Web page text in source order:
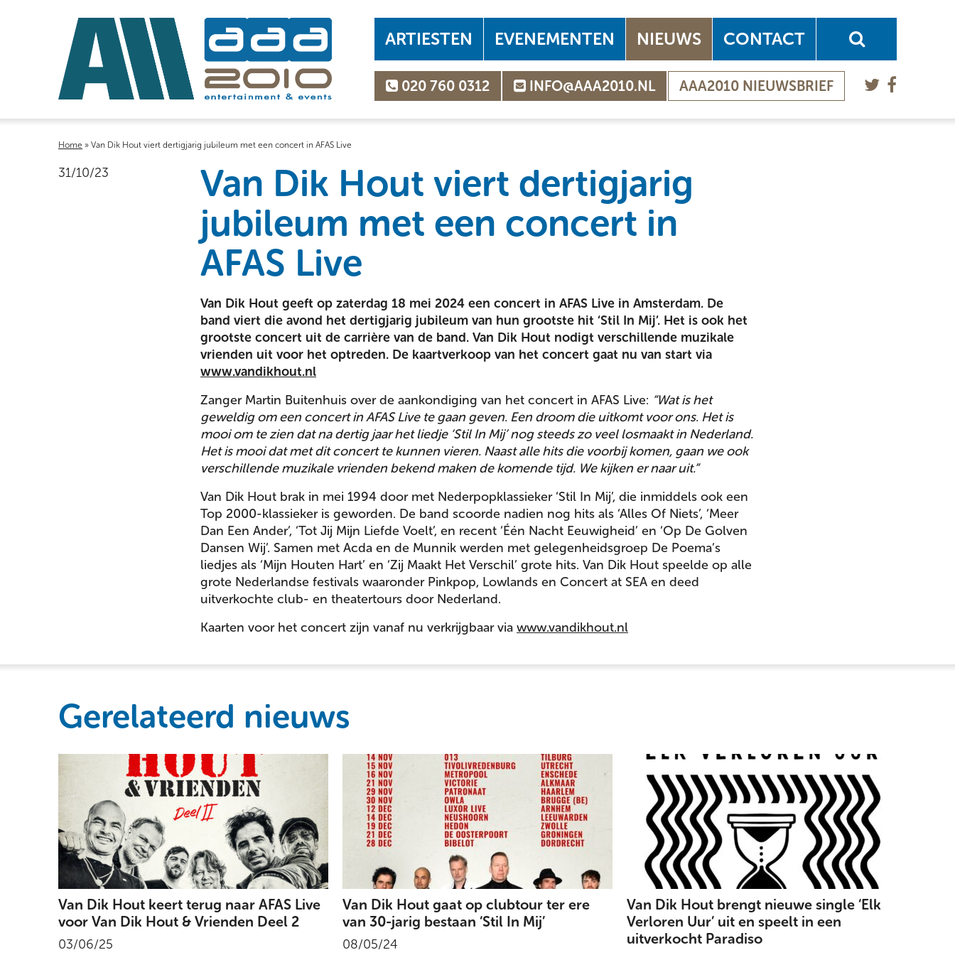
ARTIESTEN EVENEMENTEN NIEUWS CONTACT
020 760 0312 INFO@AAA2010.NL AAA2010 NIEUWSBRIEF
Home » Van Dik Hout viert dertigjarig jubileum met een concert in AFAS Live
31/10/23
Van Dik Hout viert dertigjarig
jubileum met een concert in
AFAS Live
Van Dik Hout geeft op zaterdag 18 mei 2024 een concert in AFAS Live in Amsterdam. De
band viert die avond het dertigjarig jubileum van hun grootste hit ‘Stil In Mij’. Het is ook het
grootste concert uit de carrière van de band. Van Dik Hout nodigt verschillende muzikale
vrienden uit voor het optreden. De kaartverkoop van het concert gaat nu van start via
www.vandikhout.nl
Zanger Martin Buitenhuis over de aankondiging van het concert in AFAS Live: “Wat is het
geweldig om een concert in AFAS Live te gaan geven. Een droom die uitkomt voor ons. Het is
mooi om te zien dat na dertig jaar het liedje ‘Stil In Mij’ nog steeds zo veel losmaakt in Nederland.
Het is mooi dat met dit concert te kunnen vieren. Naast alle hits die voorbij komen, gaan we ook
verschillende muzikale vrienden bekend maken de komende tijd. We kijken er naar uit.”
Van Dik Hout brak in mei 1994 door met Nederpopklassieker ‘Stil In Mij’, die inmiddels ook een
Top 2000-klassieker is geworden. De band scoorde nadien nog hits als ‘Alles Of Niets’, ‘Meer
Dan Een Ander’, ‘Tot Jij Mijn Liefde Voelt’, en recent ‘Één Nacht Eeuwigheid’ en ‘Op De Golven
Dansen Wij’. Samen met Acda en de Munnik werden met gelegenheidsgroep De Poema’s
liedjes als ‘Mijn Houten Hart’ en ‘Zij Maakt Het Verschil’ grote hits. Van Dik Hout speelde op alle
grote Nederlandse festivals waaronder Pinkpop, Lowlands en Concert at SEA en deed
uitverkochte club- en theatertours door Nederland.
Kaarten voor het concert zijn vanaf nu verkrijgbaar via www.vandikhout.nl
Gerelateerd nieuws
Van Dik Hout keert terug naar AFAS Live
voor Van Dik Hout & Vrienden Deel 2
03/06/25
Van Dik Hout gaat op clubtour ter ere
van 30-jarig bestaan ‘Stil In Mij’
08/05/24
Van Dik Hout brengt nieuwe single ‘Elk
Verloren Uur’ uit en speelt in een
uitverkocht Paradiso